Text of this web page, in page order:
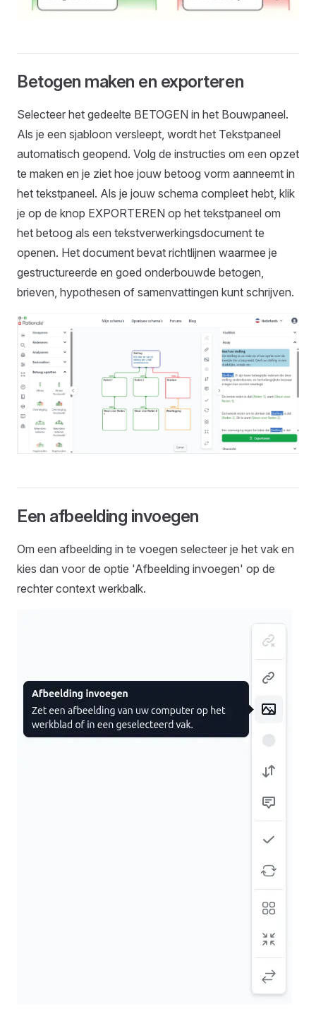
Betogen maken en exporteren
Selecteer het gedeelte BETOGEN in het Bouwpaneel.
Als je een sjabloon versleept, wordt het Tekstpaneel
automatisch geopend. Volg de instructies om een opzet
te maken en je ziet hoe jouw betoog vorm aanneemt in
het tekstpaneel. Als je jouw schema compleet hebt, klik
je op de knop EXPORTEREN op het tekstpaneel om
het betoog als een tekstverwerkingsdocument te
openen. Het document bevat richtlijnen waarmee je
gestructureerde en goed onderbouwde betogen,
brieven, hypothesen of samenvattingen kunt schrijven.
Een afbeelding invoegen
Om een afbeelding in te voegen selecteer je het vak en
kies dan voor de optie 'Afbeelding invoegen' op de
rechter context werkbalk.